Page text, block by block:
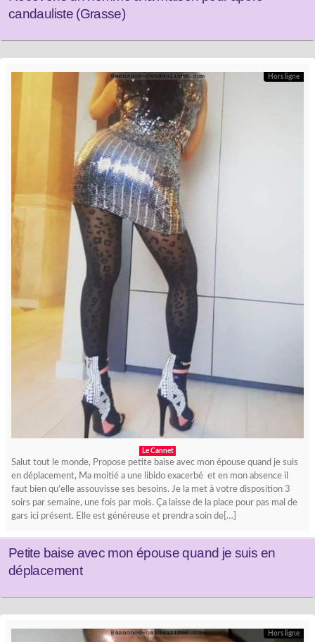
candauliste (Grasse)
Hors ligne
Le Cannet
Salut tout le monde, Propose petite baise avec mon épouse quand je suis
en déplacement, Ma moitié a une libido exacerbé et en mon absence il
faut bien qu’elle assouvisse ses besoins. Je la met à votre disposition 3
soirs par semaine, une fois par mois. Ça laisse de la place pour pas mal de
gars ici présent. Elle est généreuse et prendra soin de[…]
Petite baise avec mon épouse quand je suis en
déplacement
Hors ligne